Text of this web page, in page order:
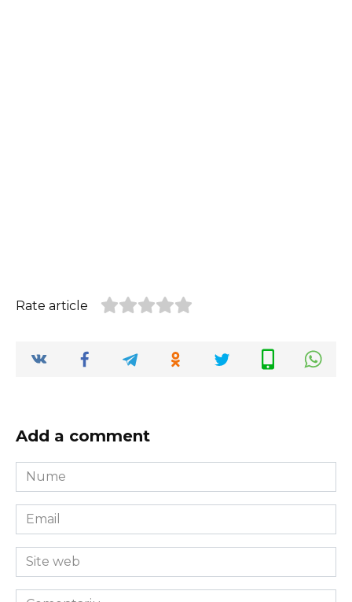
Rate article
Add a comment
Nume
*
Email
*
Site
web
Comentariu